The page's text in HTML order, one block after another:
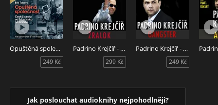
Opuštěná společnost
249 Kč
Padrino Krejčíř - Žralok
299 Kč
Padrino Krejčíř - Gangster
249 Kč
Jak poslouchat audioknihy nejpohodlněji?